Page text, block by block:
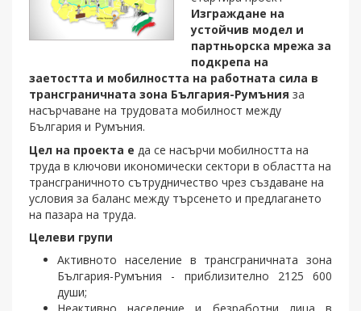
Изграждане на
устойчив модел и
партньорска мрежа за
подкрепа на
заетостта и мобилността на работната сила в
трансграничната зона България-Румъния за
насърчаване на трудовата мобилност между
България и Румъния.
Цел на проекта е да се насърчи мобилността на
труда в ключови икономически сектори в областта на
трансграничното сътрудничество чрез създаване на
условия за баланс между търсенето и предлагането
на пазара на труда.
Целеви групи
Активното население в трансграничната зона
България-Румъния - приблизително 2125 600
души;